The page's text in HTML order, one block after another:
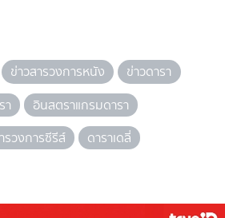
ข่าวสารวงการหนัง
ข่าวดารา
า
อินสตราแกรมดารา
รวงการซีรีส์ ดาราเดลี่